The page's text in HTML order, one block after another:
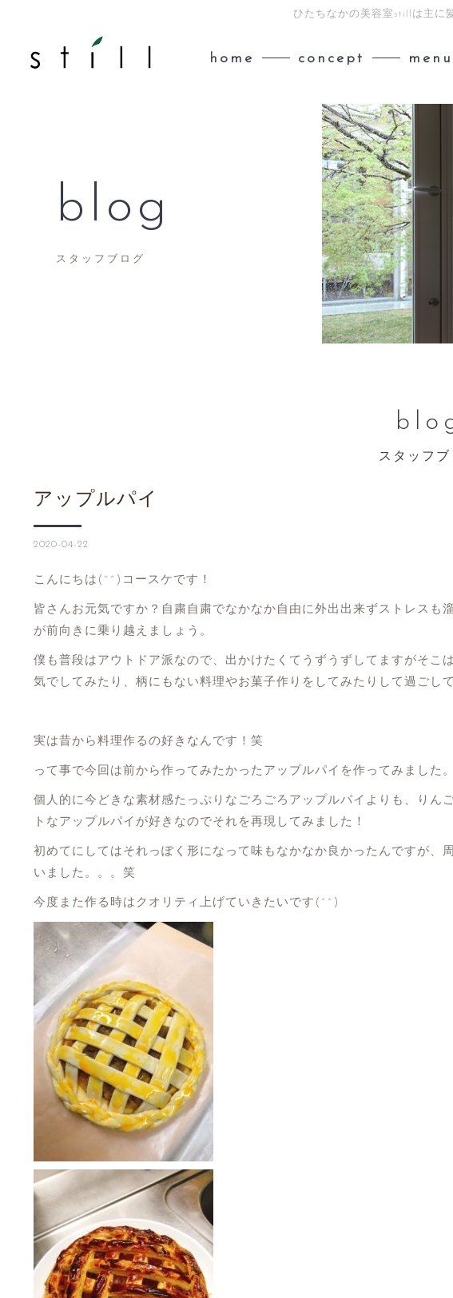
ひたちなかの美容室stillは主に
home concept menu
blog
スタッフブログ
スタッフブ
アップルパイ
2020-04-22
こんにちは(^^)コースケです！
皆さんお元気ですか？自粛自粛でなかなか自由に外出出来ずストレスも
が前向きに乗り越えましょう。
僕も普段はアウトドア派なので、出かけたくてうずうずしてますがそこ
気でしてみたり、柄にもない料理やお菓子作りをしてみたりして過ごし
実は昔から料理作るの好きなんです！笑
って事で今回は前から作ってみたかったアップルパイを作ってみました。
個人的に今どきな素材感たっぷりなごろごろアップルパイよりも、りん
トなアップルパイが好きなのでそれを再現してみました！
初めてにしてはそれっぽく形になって味もなかなか良かったんですが、
いました。。。笑
今度また作る時はクオリティ上げていきたいです(^^)